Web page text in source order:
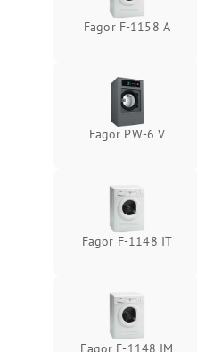
Fagor F-1158 A
Fagor PW-6 V
Fagor F-1148 IT
Fagor F-1148 IM